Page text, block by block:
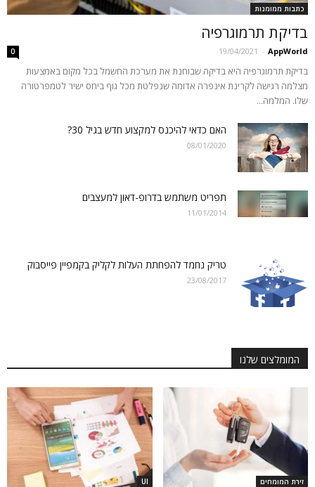
כתבות ממומנות
בדיקת תרמוגרפיה
AppWorld
-
19/04/2021
0
בדיקת תרמוגרפיה היא בדיקה שבוחנת את מערכת החשמל בכל מקום באמצעות
מצלמה רגישה לקרינת אינפרה אדומה שנפלטת מכל גוף ביחס ישיר לטמפרטורה
שלו. המלמה...
האם כדאי להיכנס למקצוע חדש בגיל 30?
08/01/2020
תפריט משתמש בדרופ-דאון למעצבים
11/01/2014
טריק נחמד להפחתת העלות לקליק בקמפיין פייסבוק
23/08/2017
המומלצים שלנו
זירת המומחים UI